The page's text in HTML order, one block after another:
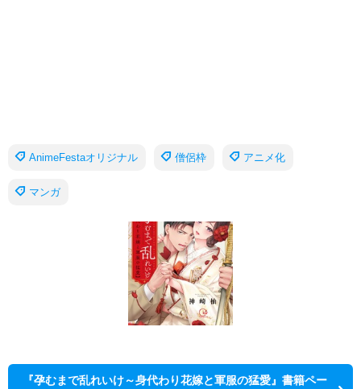
AnimeFestaオリジナル 僧侶枠 アニメ化
マンガ
『孕むまで乱れいけ～身代わり花嫁と軍服の猛愛』書籍ペー